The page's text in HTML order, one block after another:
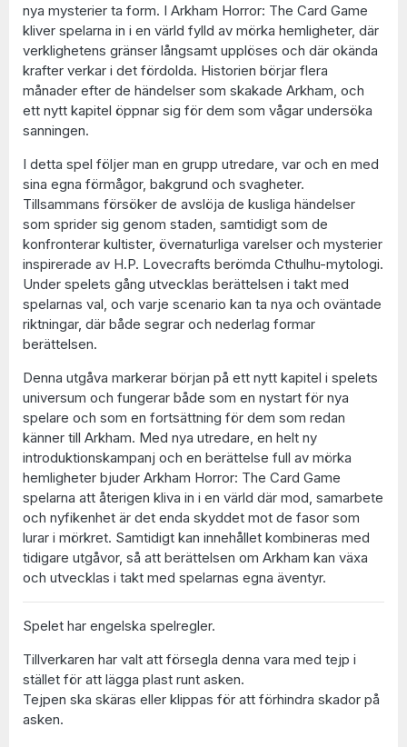
nya mysterier ta form. I Arkham Horror: The Card Game
kliver spelarna in i en värld fylld av mörka hemligheter, där
verklighetens gränser långsamt upplöses och där okända
krafter verkar i det fördolda. Historien börjar flera
månader efter de händelser som skakade Arkham, och
ett nytt kapitel öppnar sig för dem som vågar undersöka
sanningen.
I detta spel följer man en grupp utredare, var och en med
sina egna förmågor, bakgrund och svagheter.
Tillsammans försöker de avslöja de kusliga händelser
som sprider sig genom staden, samtidigt som de
konfronterar kultister, övernaturliga varelser och mysterier
inspirerade av H.P. Lovecrafts berömda Cthulhu-mytologi.
Under spelets gång utvecklas berättelsen i takt med
spelarnas val, och varje scenario kan ta nya och oväntade
riktningar, där både segrar och nederlag formar
berättelsen.
Denna utgåva markerar början på ett nytt kapitel i spelets
universum och fungerar både som en nystart för nya
spelare och som en fortsättning för dem som redan
känner till Arkham. Med nya utredare, en helt ny
introduktionskampanj och en berättelse full av mörka
hemligheter bjuder Arkham Horror: The Card Game
spelarna att återigen kliva in i en värld där mod, samarbete
och nyfikenhet är det enda skyddet mot de fasor som
lurar i mörkret. Samtidigt kan innehållet kombineras med
tidigare utgåvor, så att berättelsen om Arkham kan växa
och utvecklas i takt med spelarnas egna äventyr.
Spelet har engelska spelregler.
Tillverkaren har valt att försegla denna vara med tejp i
stället för att lägga plast runt asken.
Tejpen ska skäras eller klippas för att förhindra skador på
asken.